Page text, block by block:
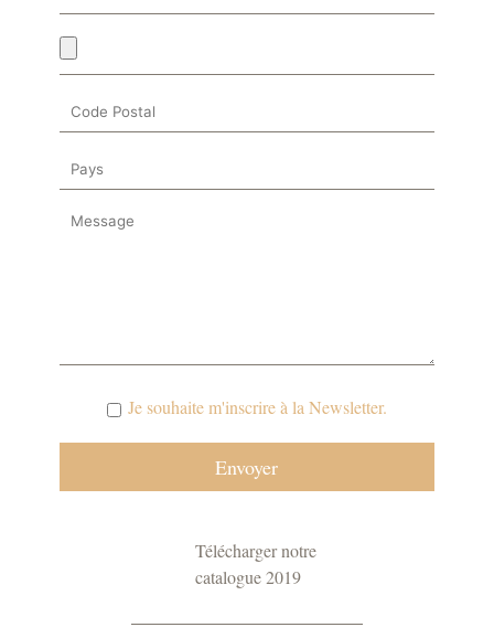
Je souhaite m'inscrire à la Newsletter.
Télécharger notre
catalogue 2019